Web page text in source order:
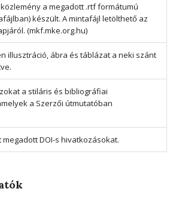
a megadott .rtf formátumú
készült. A mintafájl letölthető az
(mkf.mke.org.hu)
illusztráció, ábra és táblázat a neki szánt
a stiláris és bibliográfiai
a Szerzői útmutatóban
DOI-s hivatkozásokat.